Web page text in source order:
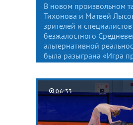
В новом произвольном
Тихонова и Матвей
зрителей и
безжалостного
альтернативной
была разыграна «Игра
06:33